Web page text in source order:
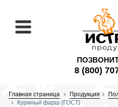
8 (800)
Главная страница Продукция
Куриный фарш (ГОСТ)